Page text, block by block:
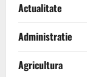
Actualitate
Administratie
Agricultura